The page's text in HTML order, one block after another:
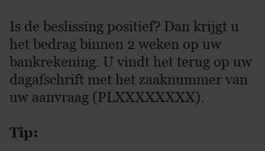
Is de beslissing positief? Dan krijgt u
het bedrag binnen 2 weken op uw
bankrekening. U vindt het terug op uw
dagafschrift met het zaaknummer van
uw aanvraag (PLXXXXXXXX).
Tip: